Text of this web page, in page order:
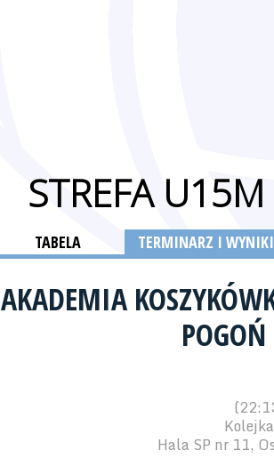
STREFA U15M
TABELA TERMINARZ I WYNIKI
AKADEMIA
POGOŃ
Hala SP nr 11,